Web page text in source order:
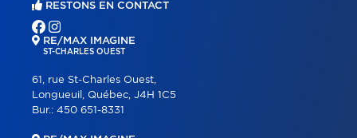
RESTONS EN CONTACT
RE/MAX IMAGINE
ST-CHARLES OUEST
61, rue St-Charles Ouest,
Longueuil, Québec, J4H 1C5
Bur.: 450 651-8331